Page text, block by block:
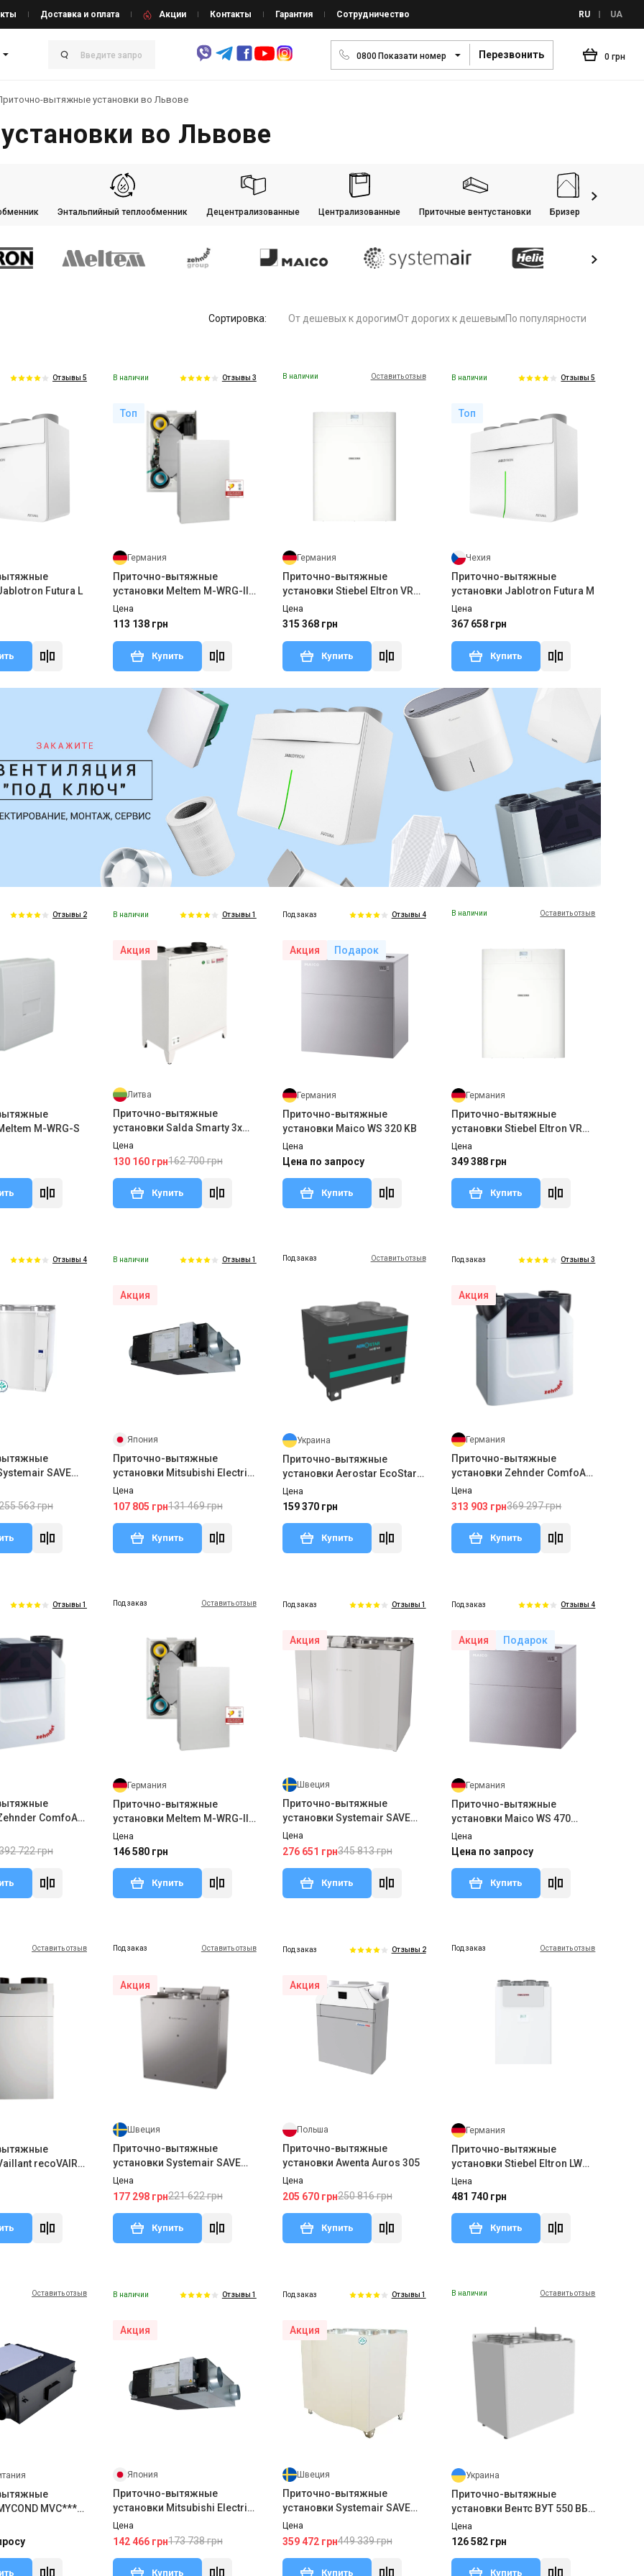
Доставка и оплата Акции Контакты Гарантия Сотрудничество RU UA
0800Показати номер Перезвонить 0 грн
вытяжные установки во Львове
во Львове
Энтальпийный теплообменник Децентрализованные Централизованные Приточные вентустановки Бризеры
Сортировка: От дешевых к дорогимОт дорогих к дешевымПо популярности
Отзывы 5
Futura L
В наличии Отзывы 3
Топ
Германия
Приточно-вытяжные
установки Meltem M-WRG-II
PЦена
113 138 грн
Купить
В наличии Оставить отзыв
Германия
Приточно-вытяжные
установки Stiebel Eltron VRC-
W 450 Premium
Цена
315 368 грн
Купить
В наличии Отзывы 5
Топ
Чехия
Приточно-вытяжные
установки Jablotron Futura M
Цена
367 658 грн
Купить
Отзывы 2
M-WRG-S
В наличии Отзывы 1
Акция
Литва
Приточно-вытяжные
установки Salda Smarty 3x
1.1
Цена
130 160 грн162 700 грн
Купить
Под заказ Отзывы 4
Акция Подарок
Германия
Приточно-вытяжные
установки Maico WS 320 KB
Цена
Цена по запросу
Купить
В наличии Оставить отзыв
Германия
Приточно-вытяжные
установки Stiebel Eltron VRC-
W 600 Premium
Цена
349 388 грн
Купить
Отзывы 4
SAVE
563 грн
В наличии Отзывы 1
Акция
Япония
Приточно-вытяжные
установки Mitsubishi Electric
LGH-35RVX-E
Цена
107 805 грн131 469 грн
Купить
Под заказ Оставить отзыв
Украина
Приточно-вытяжные
установки Aerostar EcoStar
EC XV
Цена
159 370 грн
Купить
Под заказ Отзывы 3
Акция
Германия
Приточно-вытяжные
установки Zehnder ComfoAir
Q350 TR enthalpy
Цена
313 903 грн369 297 грн
Купить
Отзывы 1
ComfoAir
722 грн
Под заказ Оставить отзыв
Германия
Приточно-вытяжные
установки Meltem M-WRG-II
E-F
Цена
146 580 грн
Купить
Под заказ Отзывы 1
Акция
Швеция
Приточно-вытяжные
установки Systemair SAVE
VTC 500 L
Цена
276 651 грн345 813 грн
Купить
Под заказ Отзывы 4
Акция Подарок
Германия
Приточно-вытяжные
установки Maico WS 470
КВЕТ
Цена
Цена по запросу
Купить
Оставить отзыв
recoVAIR
Под заказ Оставить отзыв
Акция
Швеция
Приточно-вытяжные
установки Systemair SAVE
VTR 100/B
Цена
177 298 грн221 622 грн
Купить
Под заказ Отзывы 2
Акция
Польша
Приточно-вытяжные
установки Awenta Auros 305
Цена
205 670 грн250 816 грн
Купить
Под заказ Оставить отзыв
Германия
Приточно-вытяжные
установки Stiebel Eltron LWZ
180 (Enthalpie)
Цена
481 740 грн
Купить
Оставить отзыв
MVC***-
В наличии Отзывы 1
Акция
Япония
Приточно-вытяжные
установки Mitsubishi Electric
LGH-65RVX-E
Цена
142 466 грн173 738 грн
Купить
Под заказ Отзывы 1
Акция
Швеция
Приточно-вытяжные
установки Systemair SAVE
VTC 700 R
Цена
359 472 грн449 339 грн
Купить
В наличии Оставить отзыв
Украина
Приточно-вытяжные
установки Вентс ВУТ 550 ВБ
ЕС
Цена
126 582 грн
Купить